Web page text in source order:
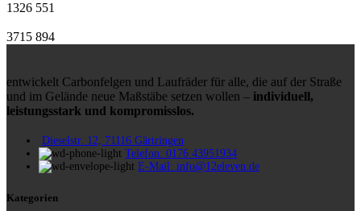
1326 551
3715 894
entwickelt Carbonfelgen und Laufräder für alle, die auf der Straße
und im Gelände neue Maßstäbe setzen wollen – individuell,
leistungsstark und kompromisslos.
Dieselstr. 12, 71116 Gärtringen
Telefon: 0176 43951934
E-Mail: info@12eleven.de
Kategorien